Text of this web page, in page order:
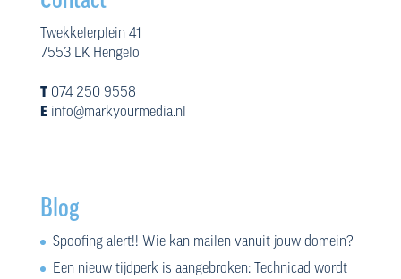
Twekkelerplein 41
7553 LK Hengelo
T074 250 9558
Einfo@markyourmedia.nl
Blog
Spoofing alert!! Wie kan mailen vanuit jouw domein?
Een nieuw tijdperk is aangebroken: Technicad wordt